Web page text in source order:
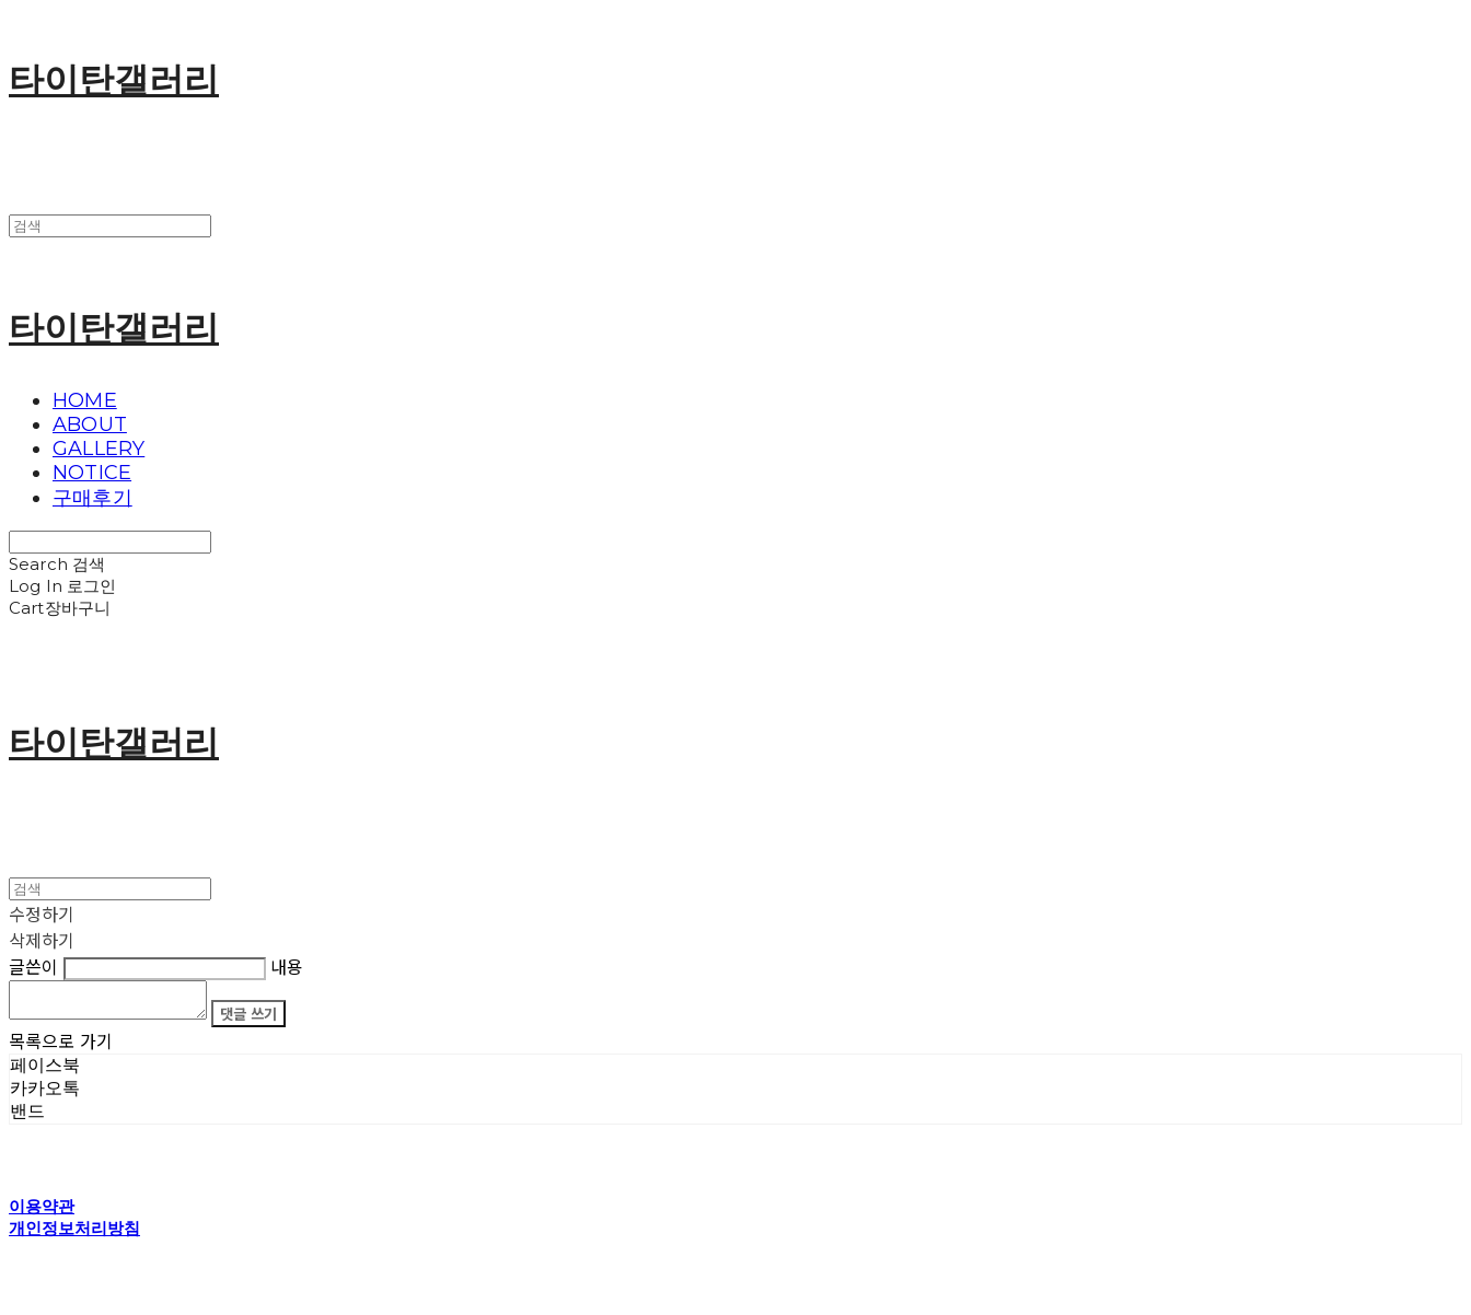
타이탄갤러리
타이탄갤러리
HOME
ABOUT
GALLERY
NOTICE
구매후기
Search 검색
Log In 로그인
Cart장바구니
타이탄갤러리
수정하기
삭제하기
글쓴이
내용
댓글 쓰기
목록으로 가기
페이스북
카카오톡
밴드
이용약관
개인정보처리방침